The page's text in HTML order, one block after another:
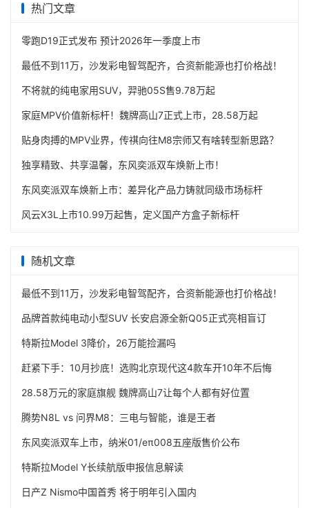
热门文章
零跑D19正式发布 预计2026年一季度上市
最低不到11万，沙发彩电智驾配齐，合资新能源也打价格战！
不将就的纯电家用SUV，羿驰05S售9.78万起
家庭MPV价值新标杆！魏牌高山7正式上市，28.58万起
贴身肉搏的MPV业界，传祺向往M8宗师又有啥转型新思路？
独享精致、共享温馨，东风奕派双车焕新上市！
东风奕派双车焕新上市：差异化产品力铸就同级市场标杆
风云X3L上市10.99万起售，定义国产方盒子新标杆
随机文章
最低不到11万，沙发彩电智驾配齐，合资新能源也打价格战！
品牌首款纯电动小型SUV 长安启源全新Q05正式亮相盲订
特斯拉Model 3降价，26万能捡漏吗
赶紧下手：10月抄底！选购北京现代这4款车开10年不后悔
28.58万元的家庭旗舰 魏牌高山7让每个人都有好位置
腾势N8L vs 问界M8：三电与智能，谁是王者
东风奕派双车上市，纳米01/eπ008五座版售价公布
特斯拉Model Y长续航版申报信息解读
日产Z Nismo中国首秀 将于明年引入国内